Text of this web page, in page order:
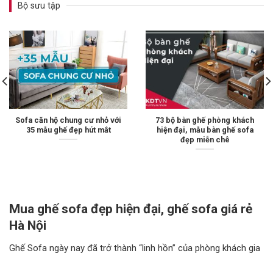
Bộ sưu tập
Sofa căn hộ chung cư nhỏ với
35 mẫu ghế đẹp hút mắt
73 bộ bàn ghế phòng khách
hiện đại, mẫu bàn ghế sofa
đẹp miễn chê
Mua ghế sofa đẹp hiện đại, ghế sofa giá rẻ
Hà Nội
Ghế Sofa ngày nay đã trở thành “linh hồn” của phòng khách gia